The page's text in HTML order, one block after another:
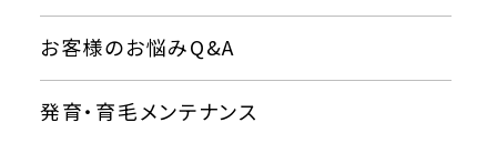
お客様のお悩みQ&A
発育・育毛メンテナンス